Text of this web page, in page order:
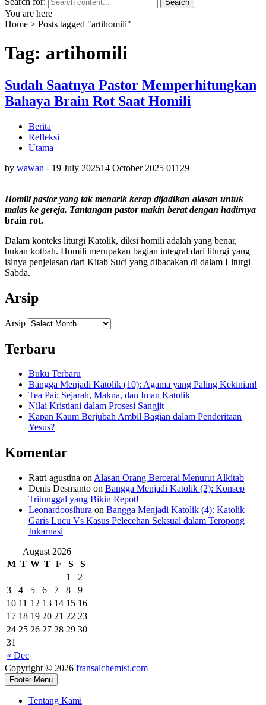
You are here
Home > Posts tagged "artihomili"
Tag: artihomili
Sudah Saatnya Pastor Memperhitungkan
Bahaya Brain Rot Saat Homili
Berita
Refleksi
Utama
by wawan - 19 July 202514 October 2025 01129
Homili pastor yang tak menarik kerap dijadikan alasan untuk
malas ke gereja. Tantangan pastor makin berat dengan hadirnya
brain rot.
Dalam konteks liturgi Katolik, diksi homili adalah yang benar,
bukan kotbah. Homili merupakan bagian integral dari liturgi yang
isinya penjelasan dari Kitab Suci yang dibacakan di dalam Liturgi
Sabda.
Arsip
Arsip
Terbaru
Buku Terbaru
Bangga Menjadi Katolik (10): Agama yang Paling Kekinian!
Tea Pai: Sejarah, Makna, dan Iman Katolik
Nilai Kristiani dalam Prosesi Sangjit
Kapan Kaum Berjubah Ambil Bagian dalam Penderitaan
Yesus?
Komentar
Ratri agustina on Alasan Orang Bercerai Menurut Alkitab
Denis Desmanto on Bangga Menjadi Katolik (2): Konsep
Tritunggal yang Bikin Repot!
Leonardoosihura on Bangga Menjadi Katolik (4): Katolik
Garis Lucu Vs Kasus Pelecehan Seksual dalam Teropong
Inkarnasi
August 2026
M T W T F S S
« Dec
1
2
3
4 5 6 7 8
9
10 11 12 13 14 15 16
17 18 19 20 21 22 23
24 25 26 27 28 29 30
31
Copyright © 2026 fransalchemist.com
Footer Menu
Tentang Kami